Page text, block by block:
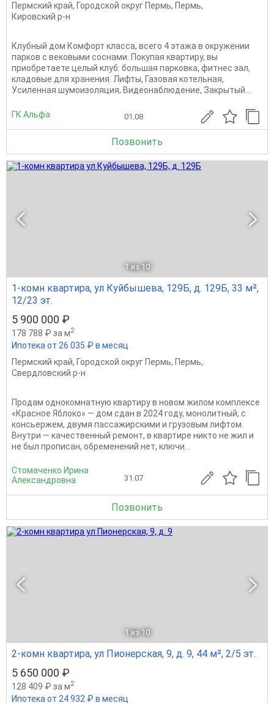
Пермский край, Городской округ Пермь, Пермь,
Кировский р-н
Клубный дом Комфорт класса, всего 4 этажа в окружении
парков с вековыми соснами. Покупая квартиру, вы
приобретаете целый клуб: большая парковка, фитнес зал,
кладовые для хранения. Лифты, Газовая котельная,
Усиленная шумоизоляция, Видеонаблюдение, Закрытый...
ГК Альфа 01.08
Позвонить
1 из 10
1-комн квартира, ул Куйбышева, 129Б, д. 129Б, 33 м²,
12/23 эт.
5 900 000 ₽
178 788 ₽ за м2
Ипотека от 26 035 ₽ в месяц
Пермский край, Городской округ Пермь, Пермь,
Свердловский р-н
Продам однокомнатную квартиру в новом жилом комплексе
«Красное Яблоко» — дом сдан в 2024 году, монолитный, с
консьержем, двумя пассажирскими и грузовым лифтом.
Внутри — качественный ремонт, в квартире никто не жил и
не был прописан, обременений нет, ключи...
Стомаченко Ирина
Александровна
31.07
Позвонить
1 из 10
2-комн квартира, ул Пионерская, 9, д. 9, 44 м², 2/5 эт.
5 650 000 ₽
128 409 ₽ за м2
Ипотека от 24 932 ₽ в месяц